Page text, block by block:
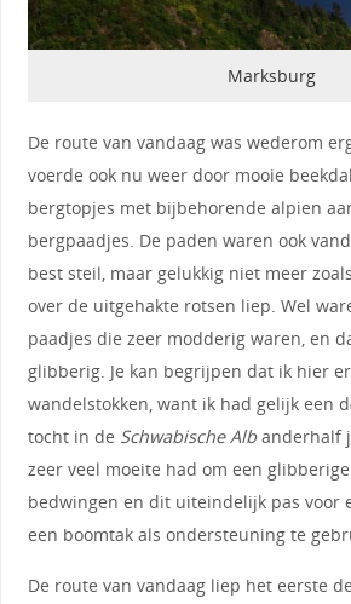
Marksburg
De route van vandaag was wederom
voerde ook nu weer door mooie
bergtopjes met bijbehorende alpien
bergpaadjes. De paden waren ook
best steil, maar gelukkig niet meer
over de uitgehakte rotsen liep. Wel
paadjes die zeer modderig waren, en
glibberig. Je kan begrijpen dat ik hier
wandelstokken, want ik had gelijk een
tocht in de Schwabische Albanderhalf
zeer veel moeite had om een
bedwingen en dit uiteindelijk pas voor
een boomtak als ondersteuning te
De route van vandaag liep het eerste